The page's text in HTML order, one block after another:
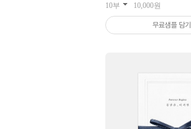
10부 10,000원
무료샘플 담기